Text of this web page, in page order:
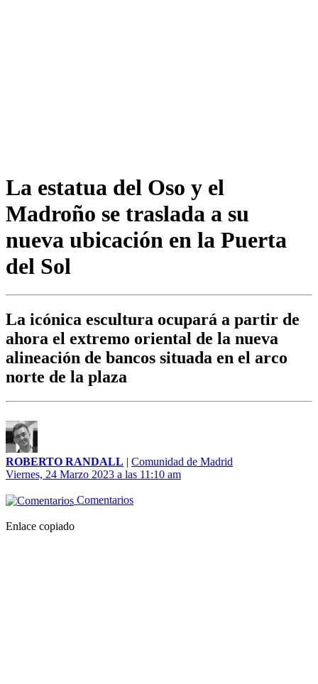
La estatua del Oso y el
Madroño se traslada a su
nueva ubicación en la Puerta
del Sol
La icónica escultura ocupará a partir de
ahora el extremo oriental de la nueva
alineación de bancos situada en el arco
norte de la plaza
ROBERTO RANDALL | Comunidad de Madrid
Viernes, 24 Marzo 2023 a las 11:10 am
Comentarios
Enlace copiado